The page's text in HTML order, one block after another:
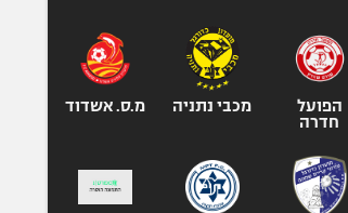
אופניים
ספורט מוטורי
כדורמים
בייסבול MLB
ספורט אתגרי
הפועל
חדרה
מכבי נתניה מ.ס. אשדוד